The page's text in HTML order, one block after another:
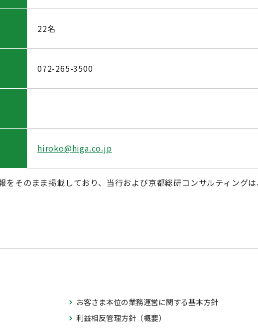
22名
072-265-3500
hiroko@higa.co.jp
をそのまま掲載しており、当行および京都総研コンサルティング
お客さま本位の業務運営に関する基本方針
利益相反管理方針（概要）